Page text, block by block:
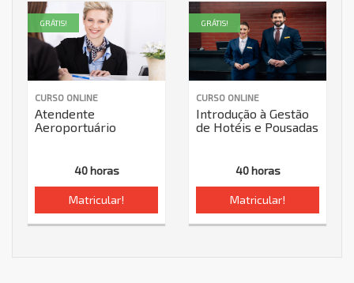
CURSO ONLINE
Atendente
Aeroportuário
40 horas
Matricular!
GRÁTIS!
CURSO ONLINE
Introdução à Gestão
de Hotéis e Pousadas
40 horas
Matricular!
GRÁTIS!